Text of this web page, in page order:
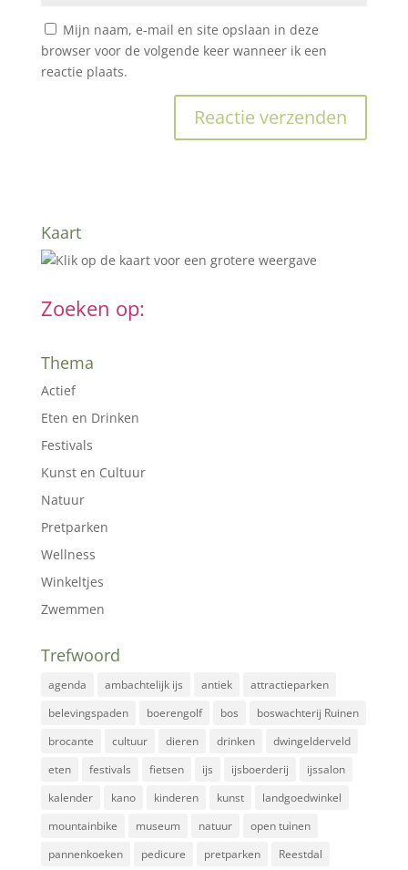
Mijn naam, e-mail en site opslaan in deze
browser voor de volgende keer wanneer ik een
reactie plaats.
Kaart
Zoeken op:
Thema
Actief
Eten en Drinken
Festivals
Kunst en Cultuur
Natuur
Pretparken
Wellness
Winkeltjes
Zwemmen
Trefwoord
agenda ambachtelijk ijs antiek
attractieparken
belevingspaden
boerengolf bos
boswachterij Ruinen
brocante
cultuur dieren drinken
dwingelderveld
eten
festivals fietsen ijs ijsboerderij
ijssalon
kalender
kano kinderen kunst
landgoedwinkel
mountainbike
museum natuur
open tuinen
pannenkoeken
pedicure pretparken
Reestdal